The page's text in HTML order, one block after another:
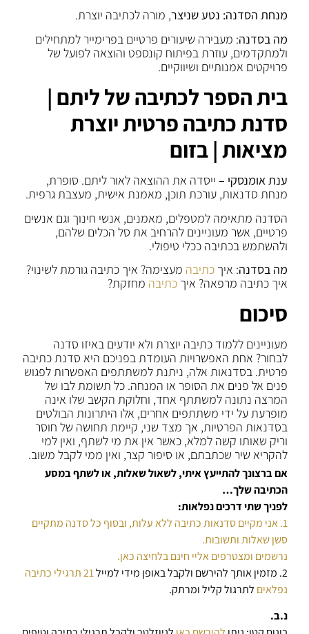
מנחת הסדנה: נטע שניצר, מורה לכתיבה יוצרת.
מה בסדנה: מעבירה שיעורים פרטיים בפרימייר למתחילים
ולמתקדמים, עוזרת בפיתוח קונספט והוצאה לפועל של
פרויקטים אמנותיים ושיווקיים.
בית הספר לכתיבה של ליתם |
סדנת כתיבה פרטית יוצרת
מציאות | בזום
ענת אומנסקי – ייסדה את ההוצאה לאור ליתם. סופרת,
מנחת סדנאות, עורכת תוכן, מאמנת אישית, מעצבת גרפית.
הסדנה מתאימה למטפלים, מאמנים, אנשי חינוך וגם אנשים
פרטיים, אשר מעוניינים להרחיב את סל הכלים שלהם,
ולהשתמש בכתיבה ככלי טיפולי.
מה בסדנה: איךכתיבה מעצימה? איך כתיבה גורמת לשינוי?
איך כתיבה מרפאה? איךכתיבה מחזקת?
סיכום
מעוניינים ללמוד כתיבה יוצרת ולא יודעים באיזו סדנה
לבחור? אחת האפשרויות העומדת בפניכם היא סדנת כתיבה
פרטית. בסדנאות אלה, ניתנת למשתתפים האפשרות לפגוש
פנים אל פנים את הסופר או המנחה. כל תשומת לבו של
המרצה נתונה למשתתף אחד, וחלוקת הקשב שלו אינה
מופרעת על ידי משתתפים אחרים, אלו היתרונות הבולטים
בסדנאות הפרטיות, אך מצד שני, קיימת תחושה של חוסר
וריק שאותו קשה למלא, כאשר אין את מי לשתף, ואין למי
להקריא שיר שכתבתם, או סיפור קצר, ואין ממי לקבל משוב.
אם ברצונך להתייעץ איתי, לשאול שאלות, או לשתף במסע
הכתיבה שלך…
לפניך שתי דרכים נפלאות:
1. אני מקיים סדנאות כתיבה ללא עלות, ובסוף כל סדנה מתקיים
סשן שאלות ותשובות.
נרשמים ומצטרפים אליי חינם בלחיצה כאן.
2. מזמין אותך להירשם ולקבל באופן מידי למייל
21 תרגילי כתיבה
נפלאים לתרגול קליל ומרתק.
נ.ב.